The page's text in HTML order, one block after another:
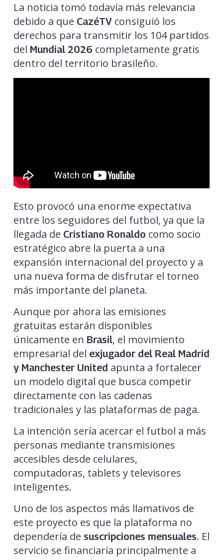
La noticia tomó todavía más relevancia
debido a que CazéTVconsiguió los
derechos para transmitir los 104 partidos
del Mundial 2026 completamente gratis
dentro del territorio brasileño.
Esto provocó una enorme expectativa
entre los seguidores del futbol, ya que la
llegada de Cristiano Ronaldo como socio
estratégico abre la puerta a una
expansión internacional del proyecto y a
una nueva forma de disfrutar el torneo
más importante del planeta.
Aunque por ahora las emisiones
gratuitas estarán disponibles
únicamente en Brasil, el movimiento
empresarial del exjugador del Real Madrid
y Manchester United apunta a fortalecer
un modelo digital que busca competir
directamente con las cadenas
tradicionales y las plataformas de paga.
La intención sería acercar el futbol a más
personas mediante transmisiones
accesibles desde celulares,
computadoras, tablets y televisores
inteligentes.
Uno de los aspectos más llamativos de
este proyecto es que la plataforma no
dependería de suscripciones mensuales. El
servicio se financiaría principalmente a